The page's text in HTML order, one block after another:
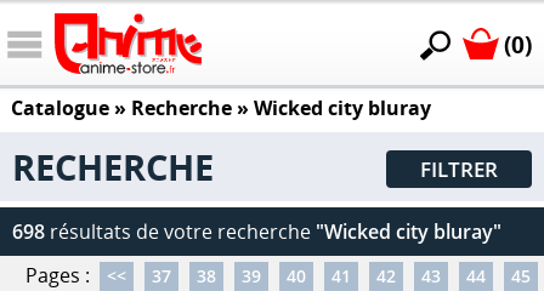
(0)
Catalogue» Recherche » Wicked city bluray
RECHERCHE FILTRER
698 résultats de votre recherche "Wicked city bluray"
Pages :
<< 37 38 39 40 41 42 43 44
45